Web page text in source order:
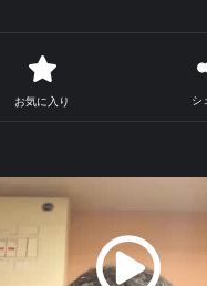
お気に入り シ